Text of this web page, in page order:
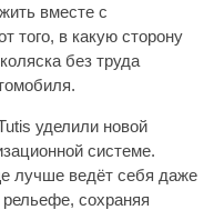
вместе с
того, в какую сторону
без труда
уделили новой
системе.
лучше ведёт себя даже
сохраняя